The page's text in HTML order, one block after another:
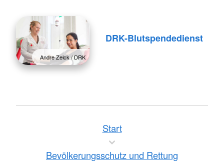
Andre Zelck / DRK
DRK-Blutspendedienst
Start
Bevölkerungsschutz und Rettung